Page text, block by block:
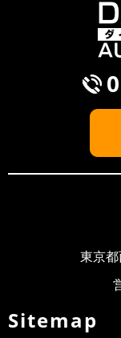
風が吹くと桶屋
このところ雨が
ンクして走れな
2018/09/30 NEWS
BMW Z3 車検整備
ざいます。この
した。より多く
東京
Sitemap